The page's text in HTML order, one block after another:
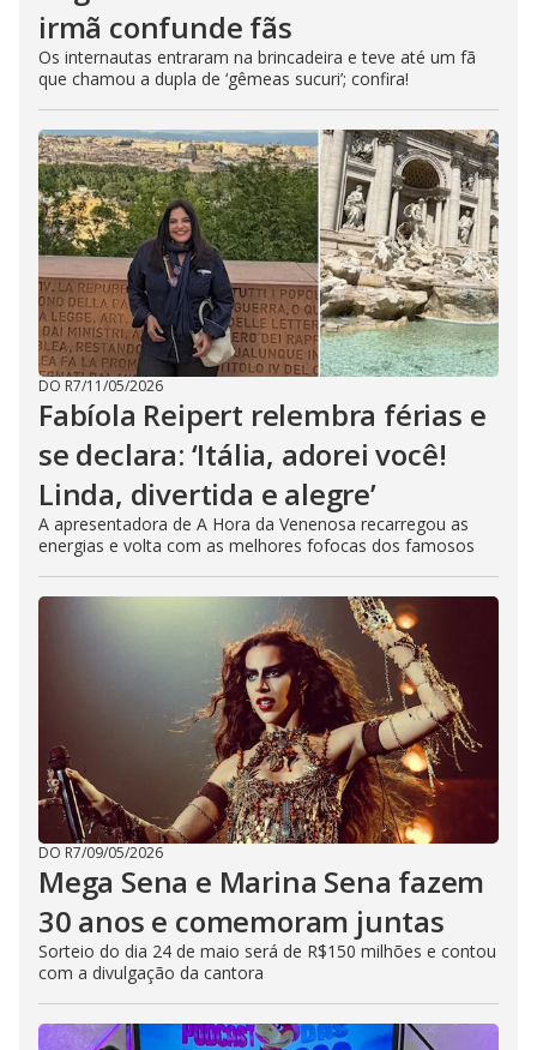
irmã confunde fãs
Os internautas entraram na brincadeira e teve até um fã
que chamou a dupla de ‘gêmeas sucuri’; confira!
DO R7/11/05/2026
Fabíola Reipert relembra férias e
se declara: ‘Itália, adorei você!
Linda, divertida e alegre’
A apresentadora de A Hora da Venenosa recarregou as
energias e volta com as melhores fofocas dos famosos
DO R7/09/05/2026
Mega Sena e Marina Sena fazem
30 anos e comemoram juntas
Sorteio do dia 24 de maio será de R$150 milhões e contou
com a divulgação da cantora